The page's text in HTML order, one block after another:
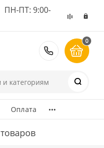
ПН-ПТ: 9:00-
8 (495)
0
Оплата ...